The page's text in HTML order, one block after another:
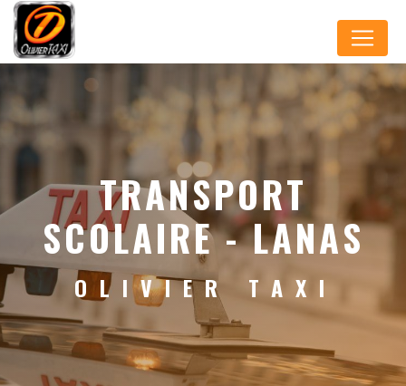
TRANSPORT
SCOLAIRE - LANAS
OLIVIER TAXI
Panneau de gestion des cookies